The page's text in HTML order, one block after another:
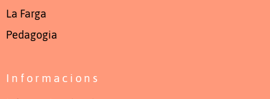
La Farga
Pedagogia
Informacions